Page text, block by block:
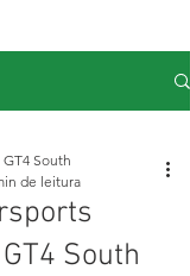
South
South
de leitura